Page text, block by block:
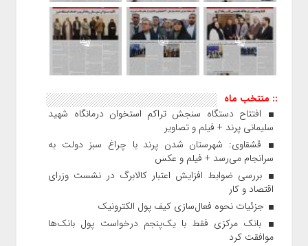
:: منتخب ماه
افتتاح دستگاه سنجش تراکم استخوان درمانگاه شهید
سلیمانی پرند + فیلم و تصاویر
قشقاوی: شهرستان شدن پرند با چراغ سبز دولت به
سرانجام می‌رسد + فیلم و عکس
بررسی ضوابط افزایش اعتبار کالابرگ در نشست وزرای
اقتصاد و کار
جزئیات نحوه فعال‌سازی کیف پول الکترونیک
بانک مرکزی فقط با یک‌‎پنجم درخواست پول بانک‌ها
موافقت کرد